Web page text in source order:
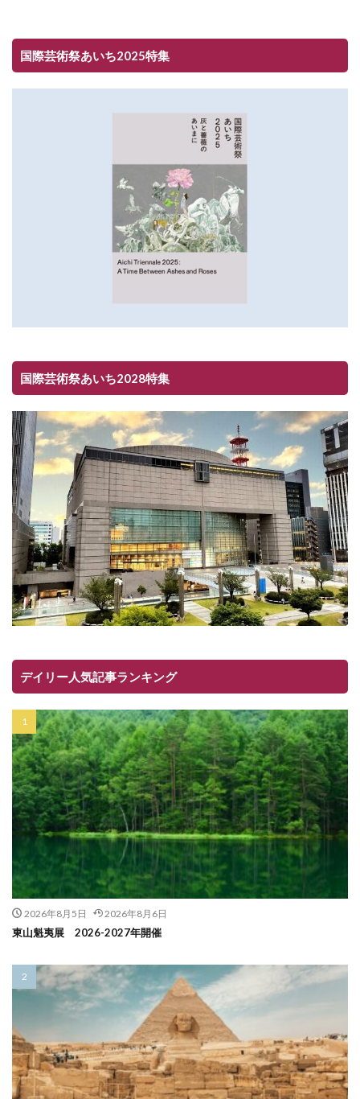
国際芸術祭あいち2025特集
国際芸術祭あいち2028特集
デイリー人気記事ランキング
2026年8月5日 2026年8月6日
東山魁夷展 2026-2027年開催